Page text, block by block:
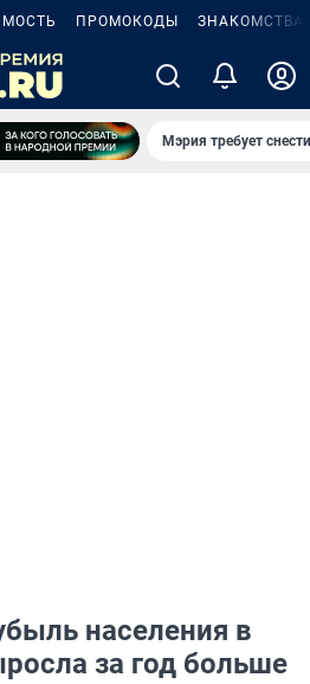
ПРОМОКОДЫ ЗНАКОМСТВА
Мэрия требует
населения в
за год больше